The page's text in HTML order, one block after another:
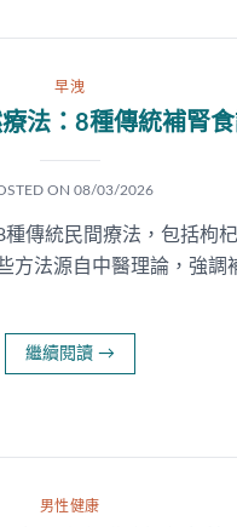
早洩
法：8種傳統補腎
ON 08/03/2026
傳統民間療法，包括枸
方法源自中醫理論，強調
繼續閱讀 →
男性健康